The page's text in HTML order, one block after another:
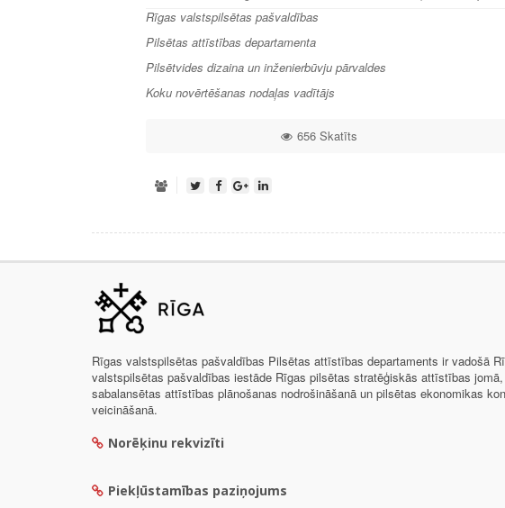
Rīgas valstspilsētas pašvaldības
Pilsētas attīstības departamenta
Pilsētvides dizaina un inženierbūvju pārvaldes
Koku novērtēšanas nodaļas
656 Skatīts
Rīgas valstspilsētas pašvaldības Pilsētas attīstības departaments ir vadošā
valstspilsētas pašvaldības iestāde Rīgas pilsētas stratēģiskās attīstības
sabalansētas attīstības plānošanas nodrošināšanā un pilsētas ekonomikas
veicināšanā.
Norēķinu rekvizīti
Piekļūstamības paziņojums